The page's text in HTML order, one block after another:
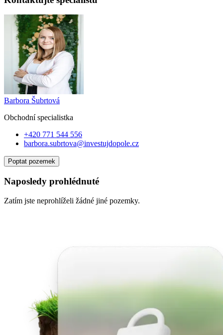
Barbora Šubrtová
Obchodní specialistka
+420 771 544 556
barbora.subrtova@investujdopole.cz
Poptat pozemek
Naposledy prohlédnuté
Zatím jste neprohlíželi žádné jiné pozemky.